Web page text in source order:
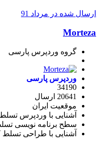
ارسال شده در مرداد 91
Morteza
گروه وردپرس پارسی
وردپرس پارسی
34190
20641 ارسال
موقعیت ایران
آشنایی با وردپرس
سطح برنامه نویسی
آشنایی با طراحی تسلط